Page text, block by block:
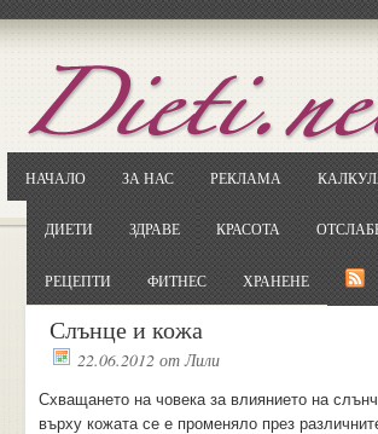
НАЧАЛО ЗА НАС РЕКЛАМА
ДИЕТИ ЗДРАВЕ КРАСОТА
РЕЦЕПТИ ФИТНЕС ХРАНЕНЕ
Слънце и кожа
22.06.2012 отЛили
Схващането на човека за влиянието на
върху кожата се е променяло през
ОтворетеGoogle.bg
Потърсете "Cloxy"
Кликнете на първия резултат
... и я въведете в полето: